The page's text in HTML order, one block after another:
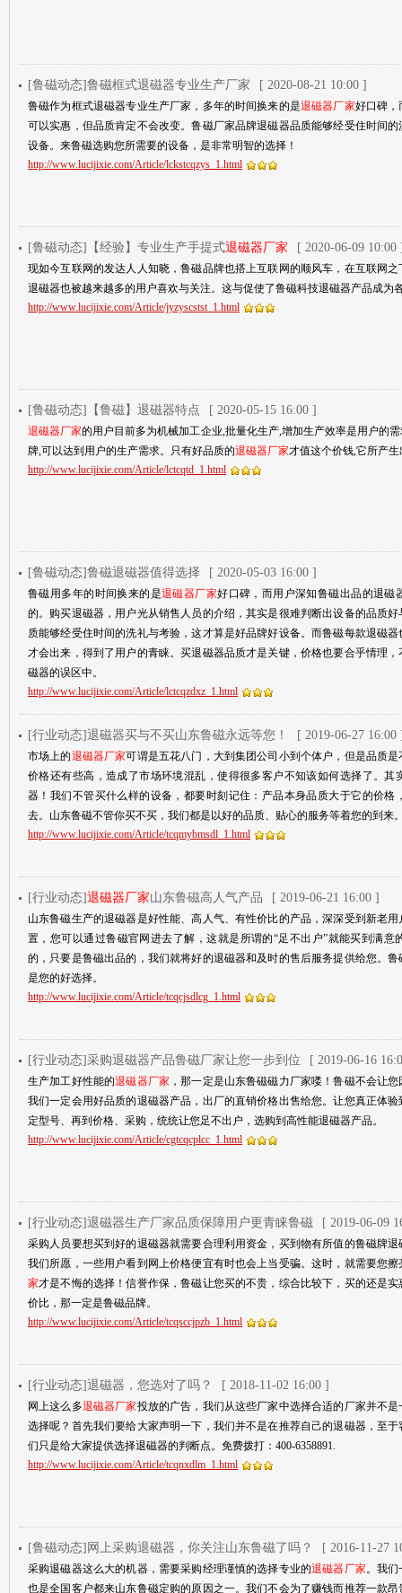
[鲁磁动态]鲁磁框式退磁器专业生产厂家 [ 2020-08-21 10:00 ]
鲁磁作为框式退磁器专业生产厂家，多年的时间换来的是退磁器厂家好口碑，
可以实惠，但品质肯定不会改变。鲁磁厂家品牌退磁器品质能够经受住时间
设备。来鲁磁选购您所需要的设备，是非常明智的选择！
http://www.lucijixie.com/Article/lckstcqzys_1.html
[鲁磁动态]【经验】专业生产手提式退磁器厂家 [ 2020-06-09 10:00
现如今互联网的发达人人知晓，鲁磁品牌也搭上互联网的顺风车，在互联网
退磁器也被越来越多的用户喜欢与关注。这与促使了鲁磁科技退磁器产品成为
http://www.lucijixie.com/Article/jyzyscstst_1.html
[鲁磁动态]【鲁磁】退磁器特点 [ 2020-05-15 16:00 ]
退磁器厂家的用户目前多为机械加工企业,批量化生产,增加生产效率是用户的
牌,可以达到用户的生产需求。只有好品质的退磁器厂家才值这个价钱,它所产
http://www.lucijixie.com/Article/lctcqtd_1.html
[鲁磁动态]鲁磁退磁器值得选择 [ 2020-05-03 16:00 ]
鲁磁用多年的时间换来的是退磁器厂家好口碑，而用户深知鲁磁出品的退磁
的。购买退磁器，用户光从销售人员的介绍，其实是很难判断出设备的品质
质能够经受住时间的洗礼与考验，这才算是好品牌好设备。而鲁磁每款退磁
才会出来，得到了用户的青睐。买退磁器品质才是关键，价格也要合乎情理
磁器的误区中。
http://www.lucijixie.com/Article/lctcqzdxz_1.html
[行业动态]退磁器买与不买山东鲁磁永远等您！ [ 2019-06-27 16:00
市场上的退磁器厂家可谓是五花八门，大到集团公司小到个体户，但是品质
价格还有些高，造成了市场环境混乱，使得很多客户不知该如何选择了。其
器！我们不管买什么样的设备，都要时刻记住：产品本身品质大于它的价格
去。山东鲁磁不管你买不买，我们都是以好的品质、贴心的服务等着您的到来
http://www.lucijixie.com/Article/tcqmybmsdl_1.html
[行业动态]退磁器厂家山东鲁磁高人气产品 [ 2019-06-21 16:00 ]
山东鲁磁生产的退磁器是好性能、高人气、有性价比的产品，深深受到新老
置，您可以通过鲁磁官网进去了解，这就是所谓的“足不出户”就能买到满意
的，只要是鲁磁出品的，我们就将好的退磁器和及时的售后服务提供给您。
是您的好选择。
http://www.lucijixie.com/Article/tcqcjsdlcg_1.html
[行业动态]采购退磁器产品鲁磁厂家让您一步到位 [ 2019-06-16
生产加工好性能的退磁器厂家 ，那一定是山东鲁磁磁力厂家喽！鲁磁不会让
我们一定会用好品质的退磁器产品，出厂的直销价格出售给您。让您真正体
定型号、再到价格、采购，统统让您足不出户，选购到高性能退磁器产品。
http://www.lucijixie.com/Article/cgtcqcplcc_1.html
[行业动态]退磁器生产厂家品质保障用户更青睐鲁磁 [ 2019-06-09
采购人员要想买到好的退磁器就需要合理利用资金，买到物有所值的鲁磁牌
我们所愿，一些用户看到网上价格便宜有时也会上当受骗。这时，就需要您
家才是不悔的选择！信誉作保，鲁磁让您买的不贵，综合比较下，买的还是
价比，那一定是鲁磁品牌。
http://www.lucijixie.com/Article/tcqsccjpzb_1.html
[行业动态]退磁器，您选对了吗？ [ 2018-11-02 16:00 ]
网上这么多退磁器厂家投放的广告，我们从这些厂家中选择合适的厂家并不
选择呢？首先我们要给大家声明一下，我们并不是在推荐自己的退磁器，至
们只是给大家提供选择退磁器的判断点。免费拨打：400-6358891.
http://www.lucijixie.com/Article/tcqnxdlm_1.html
[鲁磁动态]网上采购退磁器，你关注山东鲁磁了吗？ [ 2016-11-27
采购退磁器这么大的机器，需要采购经理谨慎的选择专业的退磁器厂家。我们
也是全国客户都来山东鲁磁定购的原因之一。我们不会为了赚钱而推荐一款